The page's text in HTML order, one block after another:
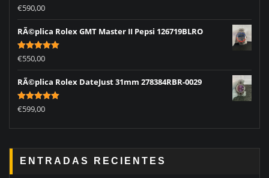
Rated5.00
out of 5
€590,00
RÃ©plica Rolex GMT Master II Pepsi 126719BLRO
Rated5.00
out of 5
€550,00
RÃ©plica Rolex DateJust 31mm 278384RBR-0029
Rated5.00
out of 5
€599,00
ENTRADAS RECIENTES